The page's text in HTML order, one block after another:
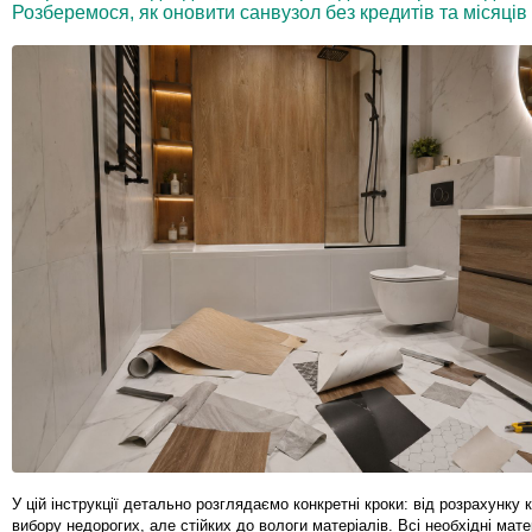
Розберемося, як оновити санвузол без кредитів та місяців
У цій інструкції детально розглядаємо конкретні кроки: від
вибору недорогих, але стійких до вологи матеріалів. Всі необхідні